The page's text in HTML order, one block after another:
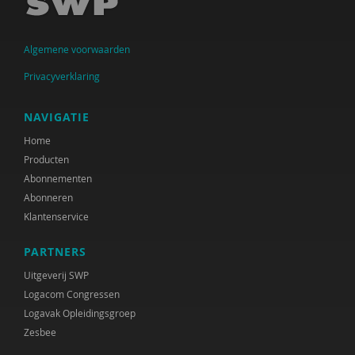
Ingrid Bakker
Cora Bartelink
Simon Bax
Mariëlle Beijersbergen
Dirck van Bekkum
Gülcan Bektas
Irene van Bentum
Els Beukers
Gabriël van Beusekom
Elske Bijlman
Algemene voorwaarden
Privacyverklaring
NAVIGATIE
Home
Producten
Abonnementen
Abonneren
Klantenservice
PARTNERS
Uitgeverij SWP
Logacom Congressen
Logavak Opleidingsgroep
Zesbee